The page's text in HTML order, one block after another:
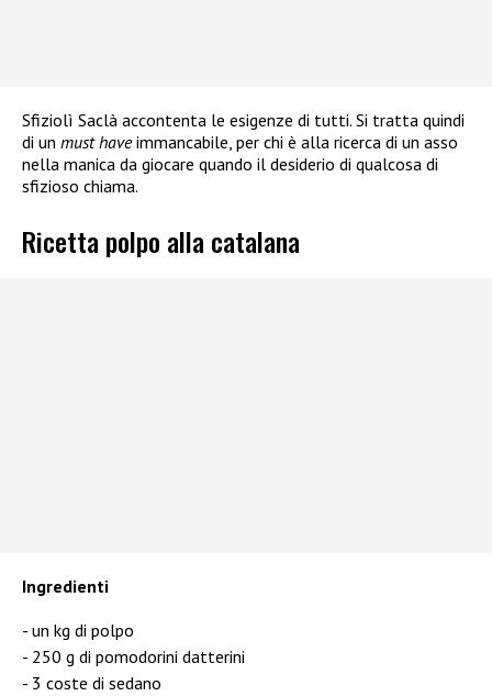
Sfiziolì Saclà accontenta le esigenze di tutti. Si tratta quindi
di un must haveimmancabile, per chi è alla ricerca di un asso
nella manica da giocare quando il desiderio di qualcosa di
sfizioso chiama.
Ricetta polpo alla catalana
Ingredienti
un kg di polpo
250 g di pomodorini datterini
3 coste di sedano